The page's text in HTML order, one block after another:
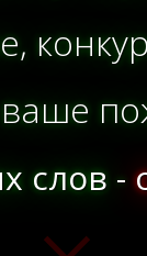
слов -